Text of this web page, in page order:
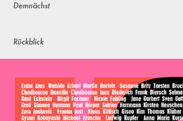
Demnächst
Rückblick